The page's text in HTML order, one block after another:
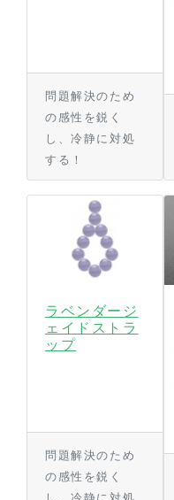
問題解決のため
の感性を鋭く
し、冷静に対処
する！
ラベンダージ
ェイドストラ
ップ
問題解決のため
の感性を鋭く